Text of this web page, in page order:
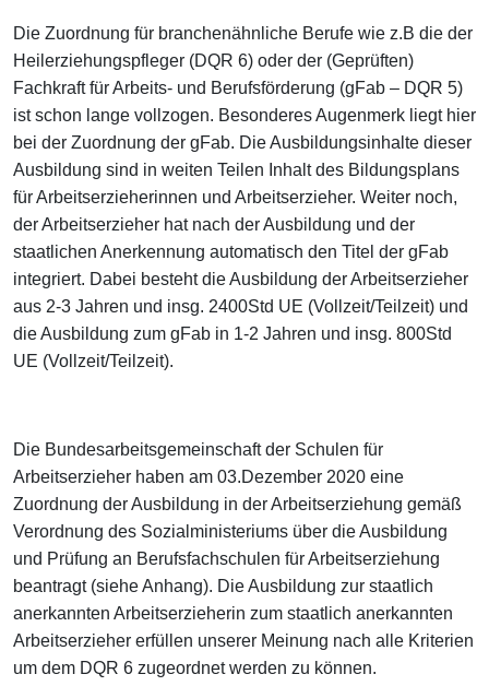
Die Zuordnung für branchenähnliche Berufe wie z.B die der
Heilerziehungspfleger (DQR 6) oder der (Geprüften)
Fachkraft für Arbeits- und Berufsförderung (gFab – DQR 5)
ist schon lange vollzogen. Besonderes Augenmerk liegt hier
bei der Zuordnung der gFab. Die Ausbildungsinhalte dieser
Ausbildung sind in weiten Teilen Inhalt des Bildungsplans
für Arbeitserzieherinnen und Arbeitserzieher. Weiter noch,
der Arbeitserzieher hat nach der Ausbildung und der
staatlichen Anerkennung automatisch den Titel der gFab
integriert. Dabei besteht die Ausbildung der Arbeitserzieher
aus 2-3 Jahren und insg. 2400Std UE (Vollzeit/Teilzeit) und
die Ausbildung zum gFab in 1-2 Jahren und insg. 800Std
UE (Vollzeit/Teilzeit).
Die Bundesarbeitsgemeinschaft der Schulen für
Arbeitserzieher haben am 03.Dezember 2020 eine
Zuordnung der Ausbildung in der Arbeitserziehung gemäß
Verordnung des Sozialministeriums über die Ausbildung
und Prüfung an Berufsfachschulen für Arbeitserziehung
beantragt (siehe Anhang). Die Ausbildung zur staatlich
anerkannten Arbeitserzieherin zum staatlich anerkannten
Arbeitserzieher erfüllen unserer Meinung nach alle Kriterien
um dem DQR 6 zugeordnet werden zu können.